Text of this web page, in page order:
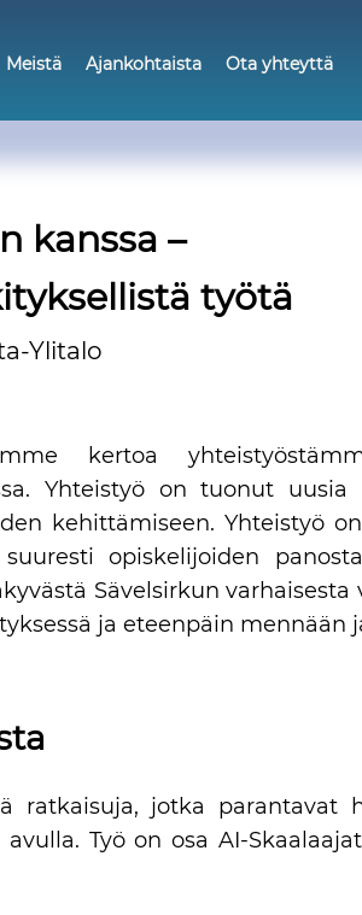
Meistä Ajankohtaista Ota yhteyttä
kanssa –
työtä
Ylitalo
kertoa
Yhteistyö on tuonut uusia
kehittämiseen. Yhteistyö
opiskelijoiden
Sävelsirkun varhaisesta
ja eteenpäin mennään
ratkaisuja, jotka parantavat
Työ on osa AI-